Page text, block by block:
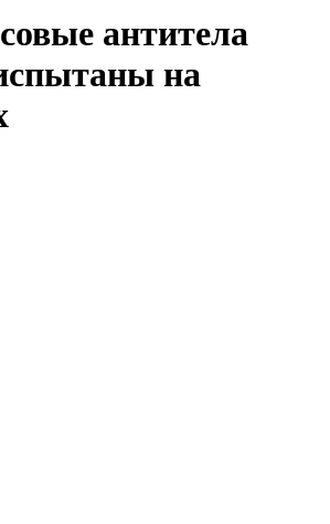
антитела
на